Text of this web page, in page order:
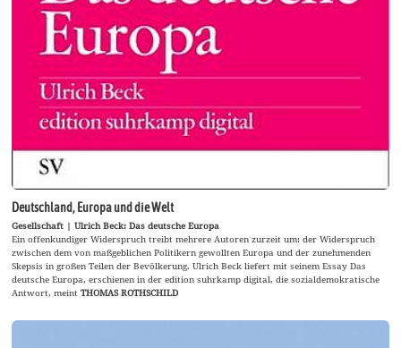
Deutschland, Europa und die Welt
Gesellschaft | Ulrich Beck: Das deutsche Europa
Ein offenkundiger Widerspruch treibt mehrere Autoren zurzeit um: der Widerspruch
zwischen dem von maßgeblichen Politikern gewollten Europa und der zunehmenden
Skepsis in großen Teilen der Bevölkerung. Ulrich Beck liefert mit seinem Essay Das
deutsche Europa, erschienen in der edition suhrkamp digital, die sozialdemokratische
Antwort, meintTHOMAS ROTHSCHILD